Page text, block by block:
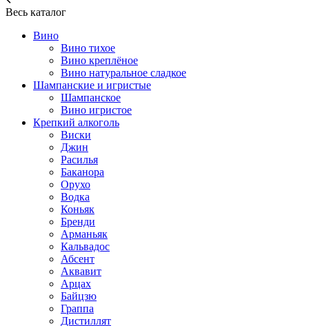
Весь каталог
Вино
Вино тихое
Вино креплёное
Вино натуральное сладкое
Шампанские и игристые
Шампанское
Вино игристое
Крепкий алкоголь
Виски
Джин
Расилья
Баканора
Орухо
Водка
Коньяк
Бренди
Арманьяк
Кальвадос
Абсент
Аквавит
Арцах
Байцзю
Граппа
Дистиллят